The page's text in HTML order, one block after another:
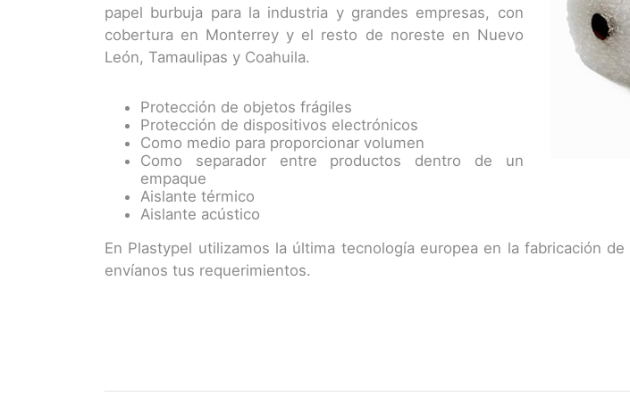
papel burbuja para la industria y grandes empresas, con
cobertura en Monterrey y el resto de noreste en Nuevo
León, Tamaulipas y Coahuila.
Protección de objetos frágiles
Protección de dispositivos electrónicos
Como medio para proporcionar volumen
Como separador entre productos dentro de un
empaque
Aislante térmico
Aislante acústico
En Plastypel utilizamos la última tecnología europea en la fabricación de
envíanos tus requerimientos.